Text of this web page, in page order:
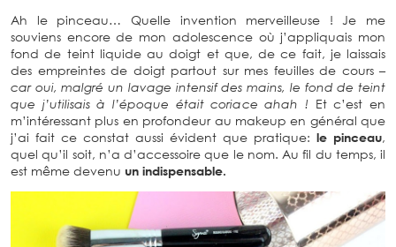
Ah le pinceau… Quelle invention merveilleuse ! Je me
souviens encore de mon adolescence où j’appliquais mon
fond de teint liquide au doigt et que, de ce fait, je laissais
des empreintes de doigt partout sur mes feuilles de cours –
car oui, malgré un lavage intensif des mains, le fond de teint
que j’utilisais à l’époque était coriace ahah ! Et c’est en
m’intéressant plus en profondeur au makeup en général que
j’ai fait ce constat aussi évident que pratique: le pinceau,
quel qu’il soit, n’a d’accessoire que le nom. Au fil du temps, il
est même devenu un indispensable.